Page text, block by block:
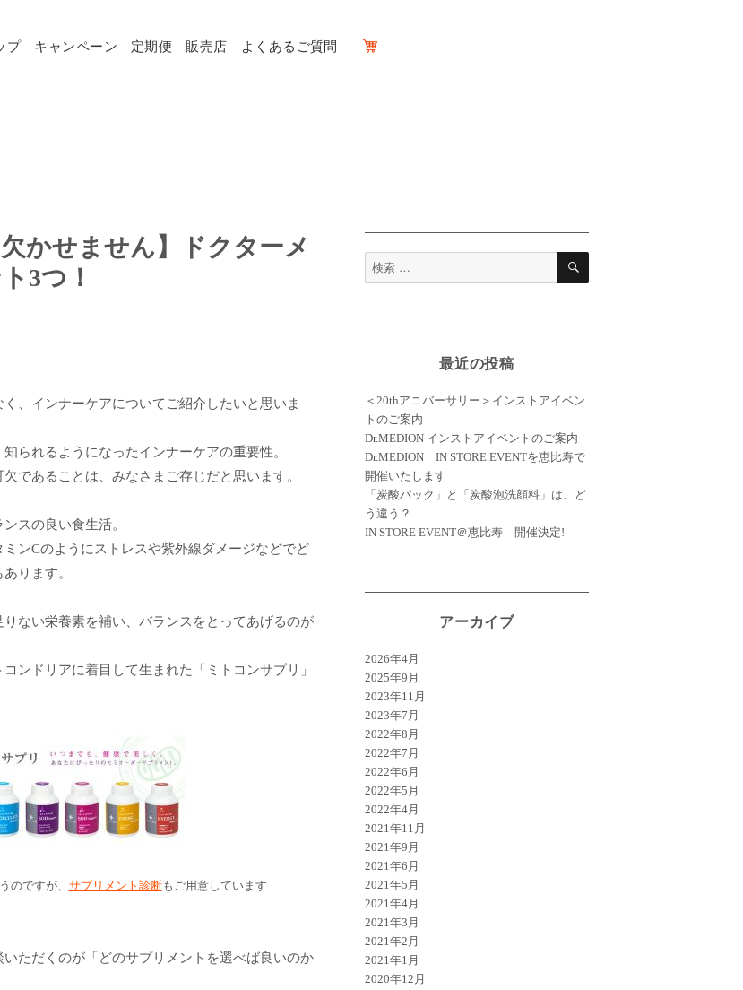
プ キャンペーン 定期便 販売店 よくあるご質問
かせません】ドクターメ
3つ！
、インナーケアについてご紹介したいと思いま
られるようになったインナーケアの重要性。
であることは、みなさまご存じだと思います。
スの良い食生活。
ンCのようにストレスや紫外線ダメージなどでど
ります。
ない栄養素を補い、バランスをとってあげるのが
ンドリアに着目して生まれた「ミトコンサプリ」
のですが、 サプリメント診断もご用意しています
ただくのが「どのサプリメントを選べば良いのか
検
索
検
最近の投稿
＜20thアニバーサリー＞インストアイベン
トのご案内
Dr.MEDION インストアイベントのご案内
Dr.MEDION IN STORE EVENTを恵比寿で
開催いたします
「炭酸パック」と「炭酸泡洗顔料」は、ど
う違う？
IN STORE EVENT＠恵比寿 開催決定!
アーカイブ
2026年4月
2025年9月
2023年11月
2023年7月
2022年8月
2022年7月
2022年6月
2022年5月
2022年4月
2021年11月
2021年9月
2021年6月
2021年5月
2021年4月
2021年3月
2021年2月
2021年1月
2020年12月